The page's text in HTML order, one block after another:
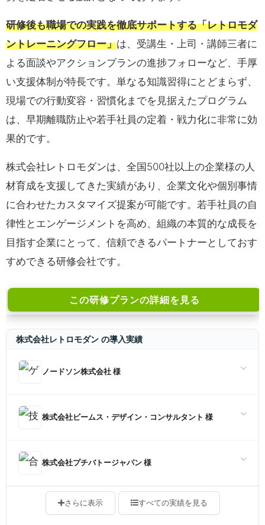
研修後も職場での実践を徹底サポートする「レトロモダ
ントレーニングフロー」は、受講生・上司・講師三者に
よる面談やアクションプランの進捗フォローなど、手厚
い支援体制が特長です。単なる知識習得にとどまらず、
現場での行動変容・習慣化までを見据えたプログラム
は、早期離職防止や若手社員の定着・戦力化に非常に効
果的です。
株式会社レトロモダンは、全国500社以上の企業様の人
材育成を支援してきた実績があり、企業文化や個別事情
に合わせたカスタマイズ提案が可能です。若手社員の自
律性とエンゲージメントを高め、組織の本質的な成長を
目指す企業にとって、信頼できるパートナーとしておす
すめできる研修会社です。
この研修プランの詳細を見る
株式会社レトロモダン の導入実績
ノードソン株式会社 様
株式会社ビームス・デザイン・コンサルタント 様
株式会社プチバトージャパン 様
さらに表示 すべての実績を見る